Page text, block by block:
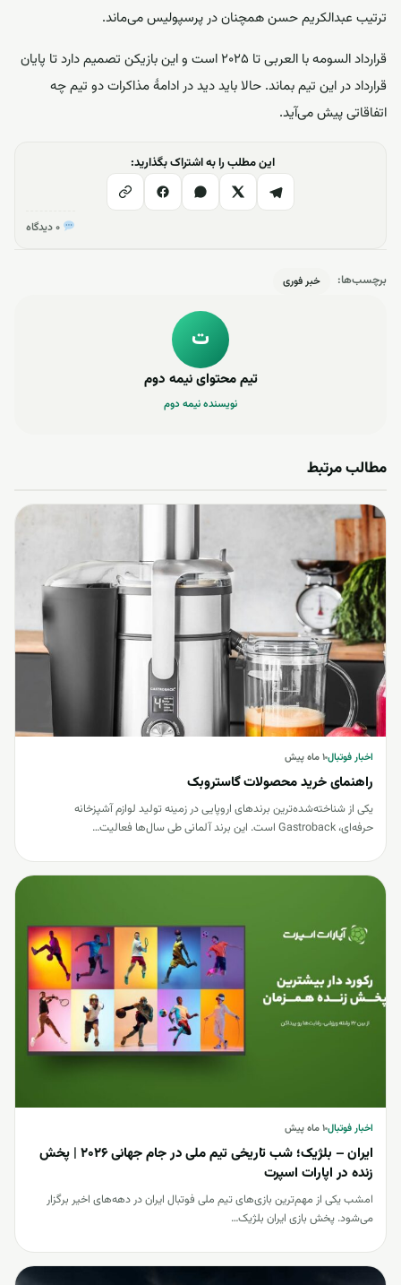
ترتیب عبدالکریم حسن همچنان در پرسپولیس می‌ماند.
قرارداد السومه با العربی تا 2025 است و این بازیکن تصمیم دارد تا پایان
قرارداد در این تیم بماند. حالا باید دید در ادامۀ مذاکرات دو تیم چه
اتفاقاتی پیش می‌آید.
این مطلب را به اشتراک بگذارید:
برچسب‌ها: خبر فوری
ت
تیم محتوای نیمه دوم
نویسنده نیمه دوم
مطالب مرتبط
اخبار فوتبال۱ ماه پیش
راهنمای خرید محصولات گاستروبک
یکی از شناخته‌شده‌ترین برندهای اروپایی در زمینه تولید لوازم آشپزخانه
حرفه‌ای، Gastroback است. این برند آلمانی طی سال‌ها فعالیت…
اخبار فوتبال۱ ماه پیش
ایران – بلژیک؛ شب تاریخی تیم ملی در جام جهانی 2026 | پخش
زنده در اپارات اسپرت
امشب یکی از مهم‌ترین بازی‌های تیم ملی فوتبال ایران در دهه‌های اخیر برگزار
می‌شود. پخش بازی ایران بلژیک…